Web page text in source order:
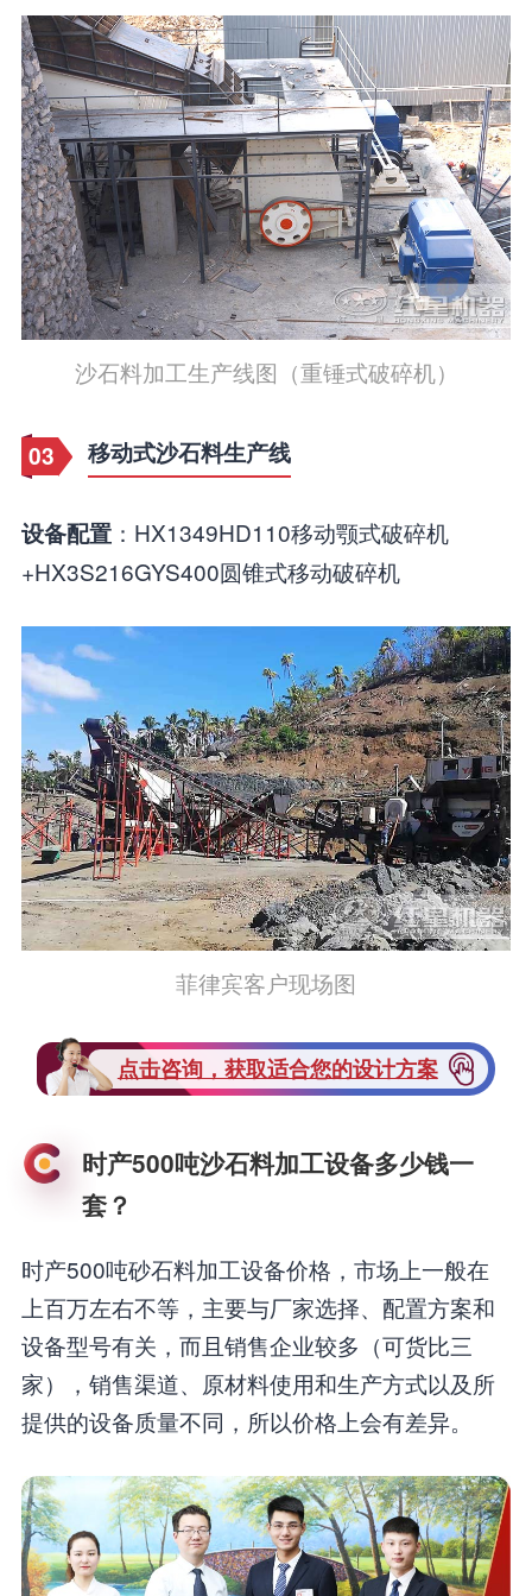
沙石料加工生产线图（重锤式破碎机）
03 移动式沙石料生产线
设备配置：HX1349HD110移动颚式破碎机
+HX3S216GYS400圆锥式移动破碎机
菲律宾客户现场图
点击咨询，获取适合您的设计方案
时产500吨沙石料加工设备多少钱一
套？
时产500吨砂石料加工设备价格，市场上一般在
上百万左右不等，主要与厂家选择、配置方案和
设备型号有关，而且销售企业较多（可货比三
家），销售渠道、原材料使用和生产方式以及所
提供的设备质量不同，所以价格上会有差异。